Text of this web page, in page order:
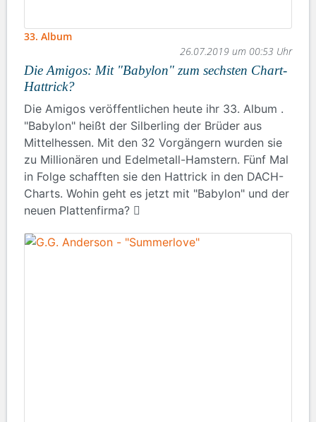
33. Album
26.07.2019 um 00:53 Uhr
Die Amigos: Mit "Babylon" zum sechsten Chart-
Hattrick?
Die Amigos veröffentlichen heute ihr 33. Album .
"Babylon" heißt der Silberling der Brüder aus
Mittelhessen. Mit den 32 Vorgängern wurden sie
zu Millionären und Edelmetall-Hamstern. Fünf Mal
in Folge schafften sie den Hattrick in den DACH-
Charts. Wohin geht es jetzt mit "Babylon" und der
neuen Plattenfirma?